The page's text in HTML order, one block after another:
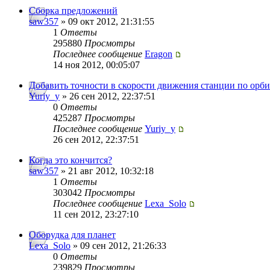
Сборка предложений
saw357 » 09 окт 2012, 21:31:55
1 Ответы
295880 Просмотры
Последнее сообщение Eragon
14 ноя 2012, 00:05:07
Добавить точности в скорости движения станции по
Yuriy_y » 26 сен 2012, 22:37:51
0 Ответы
425287 Просмотры
Последнее сообщение Yuriy_y
26 сен 2012, 22:37:51
Когда это кончится?
saw357 » 21 авг 2012, 10:32:18
1 Ответы
303042 Просмотры
Последнее сообщение Lexa_Solo
11 сен 2012, 23:27:10
Оборудка для планет
Lexa_Solo » 09 сен 2012, 21:26:33
0 Ответы
239829 Просмотры